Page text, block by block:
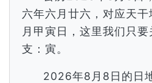
六年六月廿六，对应天
月甲寅日，这里我们只
支：寅。
2026年8月8日的日